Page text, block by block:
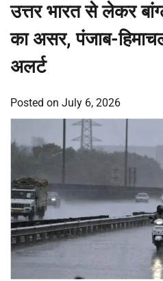
उत्तर भारत से लेकर
का असर, पंजाब-
अलर्ट
Posted on July 6, 2026